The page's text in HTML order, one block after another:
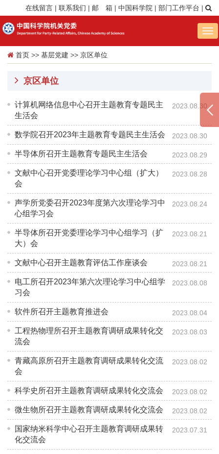
在线留言 | 联系我们 | 邮 箱 | 中国科学院 | 部门工作平台 |
首页 >> 基层党建 >> 京区单位
京区单位
计算机网络信息中心召开主题教育专题民主
生活会
2023.08.30
数学院召开2023年主题教育专题民主生活会 2023.08.30
半导体所召开主题教育专题民主生活会 2023.08.29
文献中心召开党委理论学习中心组（扩大）
会
2023.08.28
声学所党委召开2023年度第六次理论学习中
心组学习会
2023.08.24
半导体所召开党委理论学习中心组学习（扩
大）会
2023.08.21
文献中心召开主题教育评估工作座谈会 2023.08.21
电工所召开2023年第六次理论学习中心组学
习会
2023.08.08
软件所召开主题教育推进会 2023.08.04
工程热物理所召开主题教育调研成果转化交
流会
2023.08.03
青藏高原所召开主题教育调研成果转化交流
会
2023.08.02
科学史所召开主题教育调研成果转化交流会 2023.08.02
微生物所召开主题教育调研成果转化交流会 2023.08.02
国家纳米科学中心召开主题教育调研成果转
化交流会
2023.07.31